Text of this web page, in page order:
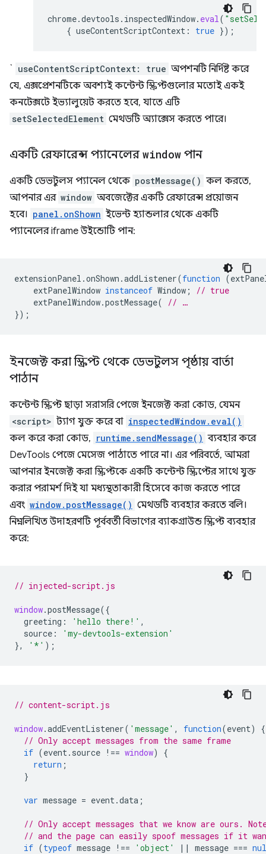
chrome.devtools . inspectedWindow. eval(
{ useContentScriptContext : true });
` useContentScriptContext: true অপশনটি নির্দিষ্ট করে
যে, এক্সপ্রেশনটিকে অবশ্যই কন্টেন্ট স্ক্রিপ্টগুলোর মতোই একই
কনটেক্সটে ইভ্যালুয়েট করতে হবে, যাতে এটি
setSelectedElement মেথডটি অ্যাক্সেস করতে পারে।
একটি রেফারেন্স প্যানেলের window পান
একটি ডেভটুলস প্যানেল থেকে postMessage() কল করতে,
আপনার এর window অবজেক্টের একটি রেফারেন্স প্রয়োজন
হবে। panel.onShown ইভেন্ট হ্যান্ডলার থেকে একটি
প্যানেলের iframe উইন্ডোটি পান:
extensionPanel .onShown .addListener(function (
extPanelWindow instanceof Window ;
// true
extPanelWindow.postMessage(
// …
});
ইনজেক্ট করা স্ক্রিপ্ট থেকে ডেভটুলস পৃষ্ঠায় বার্তা
পাঠান
কন্টেন্ট স্ক্রিপ্ট ছাড়া সরাসরি পেজে ইনজেক্ট করা কোড, যেমন
<script> ট্যাগ যুক্ত করে বা inspectedWindow.eval()
কল করে করা কোড, runtime.sendMessage() ব্যবহার করে
DevTools পেজে মেসেজ পাঠাতে পারে না। এর পরিবর্তে, আমরা
আপনার ইনজেক্ট করা স্ক্রিপ্টকে একটি কন্টেন্ট স্ক্রিপ্টের সাথে যুক্ত
করার পরামর্শ দিই যা মধ্যস্থতাকারী হিসেবে কাজ করতে পারে
এবং window.postMessage() মেথডটি ব্যবহার করতে বলি।
নিম্নলিখিত উদাহরণটি পূর্ববর্তী বিভাগের ব্যাকগ্রাউন্ড স্ক্রিপ্ট ব্যবহার
করে:
// injected-script.js
window.postMessage({
greeting : 'hello there!' ,
source :
'my-devtools-extension'
},
'*' );
// content-script.js
window.addEventListener( 'message' , function(event)
{
// Only accept messages from the same frame
if (event. source !== window)
{
return ;
}
var message = event.data ;
// Only accept messages that we know are ours.
// and the page can easily spoof messages if it
if (typeof message !== 'object' || message ===